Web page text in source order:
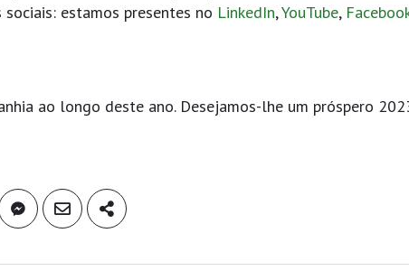
sociais: estamos presentes no LinkedIn,YouTube,
ao longo deste ano. Desejamos-lhe um próspero